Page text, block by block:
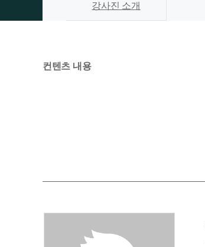
강사진 소개
컨텐츠 내용